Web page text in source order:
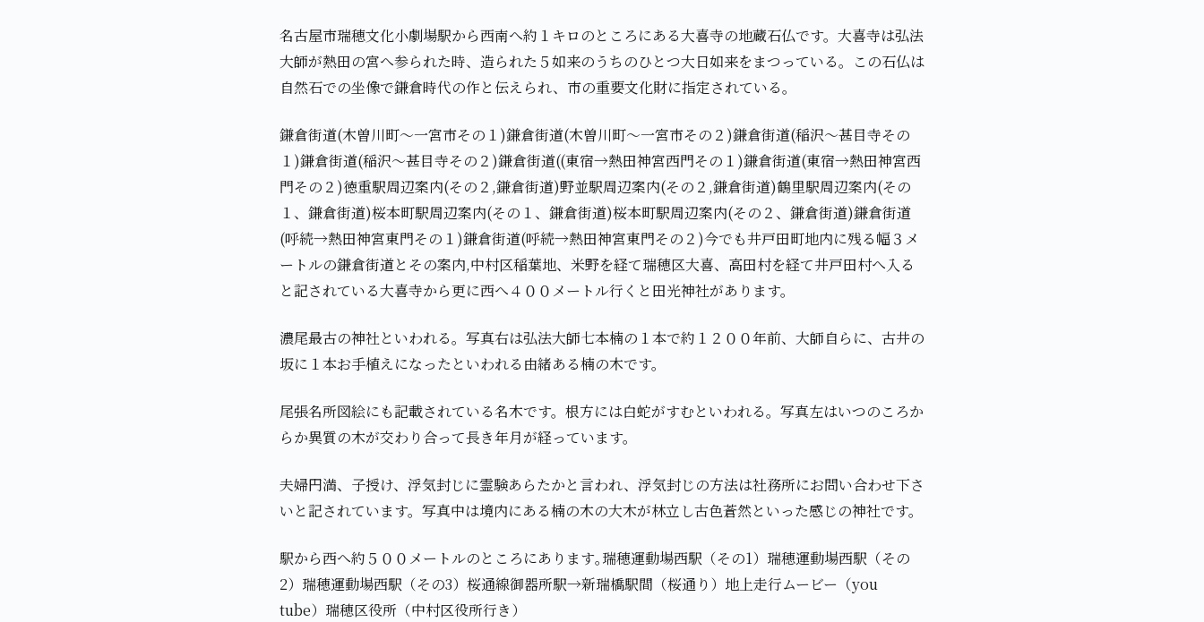
名古屋市瑞穂文化小劇場駅から西南へ約１キロのところにある大喜寺の地蔵石仏です。大喜寺は弘法
大師が熱田の宮へ参られた時、造られた５如来のうちのひとつ大日如来をまつっている。この石仏は
自然石での坐像で鎌倉時代の作と伝えられ、市の重要文化財に指定されている。
鎌倉街道(木曽川町～一宮市その１)鎌倉街道(木曽川町～一宮市その２)鎌倉街道(稲沢～甚目寺その
１)鎌倉街道(稲沢～甚目寺その２)鎌倉街道((東宿→熱田神宮西門その１)鎌倉街道(東宿→熱田神宮西
門その２)徳重駅周辺案内(その２,鎌倉街道)野並駅周辺案内(その２,鎌倉街道)鶴里駅周辺案内(その
１、鎌倉街道)桜本町駅周辺案内(その１、鎌倉街道)桜本町駅周辺案内(その２、鎌倉街道)鎌倉街道
(呼続→熱田神宮東門その１)鎌倉街道(呼続→熱田神宮東門その２)今でも井戸田町地内に残る幅３メ
ートルの鎌倉街道とその案内,中村区稲葉地、米野を経て瑞穂区大喜、高田村を経て井戸田村へ入る
と記されている大喜寺から更に西へ４００メートル行くと田光神社があります。
濃尾最古の神社といわれる。写真右は弘法大師七本楠の１本で約１２００年前、大師自らに、古井の
坂に１本お手植えになったといわれる由緒ある楠の木です。
尾張名所図絵にも記載されている名木です。根方には白蛇がすむといわれる。写真左はいつのころか
らか異質の木が交わり合って長き年月が経っています。
夫婦円満、子授け、浮気封じに霊験あらたかと言われ、浮気封じの方法は社務所にお問い合わせ下さ
いと記されています。写真中は境内にある楠の木の大木が林立し古色蒼然といった感じの神社です。
駅から西へ約５００メートルのところにあります｡瑞穂運動場西駅（その1）瑞穂運動場西駅（その
2）瑞穂運動場西駅（その3）桜通線御器所駅→新瑞橋駅間（桜通り）地上走行ムービー（you
tube）瑞穂区役所（中村区役所行き）